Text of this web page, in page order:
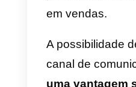
um canal
Estar